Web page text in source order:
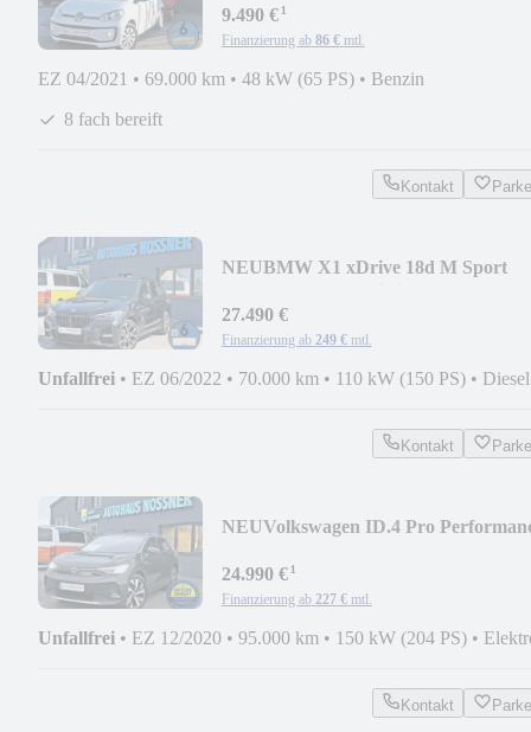
9.490 €¹
Finanzierung ab 86 € mtl.
EZ 04/2021 • 69.000 km • 48 kW (65 PS) • Benzin
8 fach bereift
Kontakt
NEUBMW X1 xDrive 18d M Sport
27.490 €
Finanzierung ab 249 € mtl.
Unfallfrei • EZ 06/2022 • 70.000 km • 110 kW (150 PS) • Diesel
Kontakt
NEUVolkswagen ID.4 Pro
24.990 €¹
Finanzierung ab 227 € mtl.
Unfallfrei • EZ 12/2020 • 95.000 km • 150 kW (204 PS) •
Kontakt